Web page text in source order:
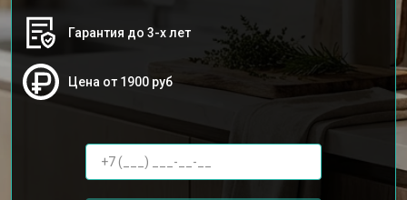
Гарантия до 3-х лет
Цена от 1900 руб